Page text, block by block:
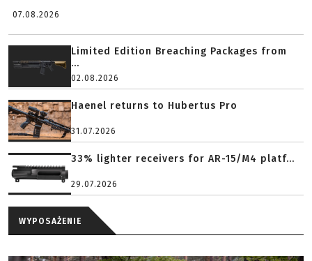
07.08.2026
Limited Edition Breaching Packages from
...
02.08.2026
Haenel returns to Hubertus Pro
31.07.2026
33% lighter receivers for AR-15/M4 platf...
29.07.2026
WYPOSAŻENIE